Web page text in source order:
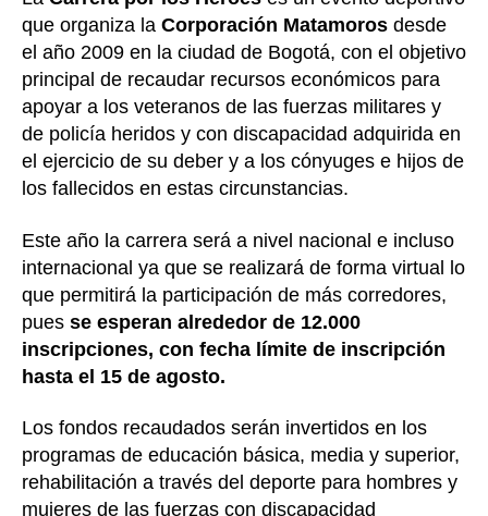
que organiza la Corporación Matamoros desde
el año 2009 en la ciudad de Bogotá, con el objetivo
principal de recaudar recursos económicos para
apoyar a los veteranos de las fuerzas militares y
de policía heridos y con discapacidad adquirida en
el ejercicio de su deber y a los cónyuges e hijos de
los fallecidos en estas circunstancias.
Este año la carrera será a nivel nacional e incluso
internacional ya que se realizará de forma virtual lo
que permitirá la participación de más corredores,
pues se esperan alrededor de 12.000
inscripciones, con fecha límite de inscripción
hasta el 15 de agosto.
Los fondos recaudados serán invertidos en los
programas de educación básica, media y superior,
rehabilitación a través del deporte para hombres y
mujeres de las fuerzas con discapacidad